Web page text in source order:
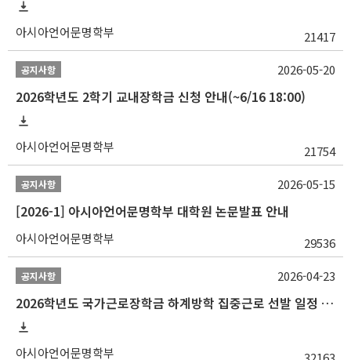
아시아언어문명학부 21417
공지사항
2026학년도 2학기 교내장학금 신청 안내(~6/16 18:00)
아시아언어문명학부 21754
2026-05-20
공지사항
[2026-1] 아시아언어문명학부 대학원 논문발표 안내
아시아언어문명학부 29536
2026-05-15
공지사항
2026학년도 국가근로장학금 하계방학 집중근로 선발 일정 안내
아시아언어문명학부
2026-04-23